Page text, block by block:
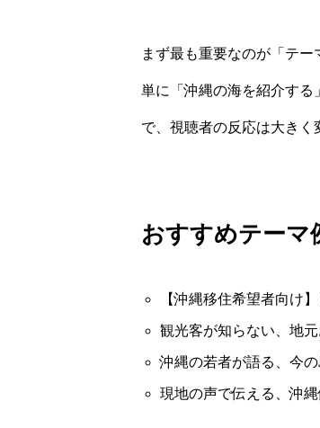
まず最も重要なのが「テー
単に「沖縄の海を紹介する
で、視聴者の反応は大きく
おすすめテーマ
【沖縄移住希望者向け
観光客が知らない、地
沖縄の若者が語る、今
現地の声で伝える、沖